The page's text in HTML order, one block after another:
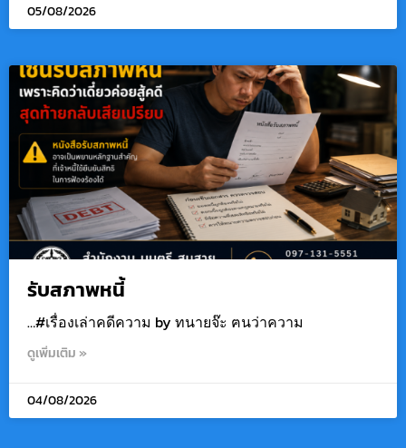
05/08/2026
รับสภาพหนี้
…#เรื่องเล่าคดีความ by ทนายจ๊ะ ฅนว่าความ
ดูเพิ่มเติม »
04/08/2026